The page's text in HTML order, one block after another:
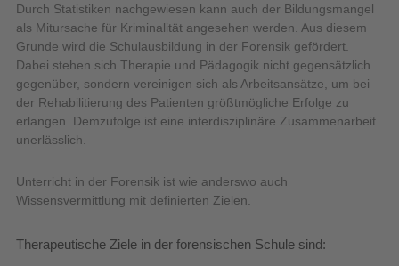
Durch Statistiken nachgewiesen kann auch der Bildungsmangel
als Mitursache für Kriminalität angesehen werden. Aus diesem
Grunde wird die Schulausbildung in der Forensik gefördert.
Dabei stehen sich Therapie und Pädagogik nicht gegensätzlich
gegenüber, sondern vereinigen sich als Arbeitsansätze, um bei
der Rehabilitierung des Patienten größtmögliche Erfolge zu
erlangen. Demzufolge ist eine interdisziplinäre Zusammenarbeit
unerlässlich.
Unterricht in der Forensik ist wie anderswo auch
Wissensvermittlung mit definierten Zielen.
Therapeutische Ziele in der forensischen Schule sind: